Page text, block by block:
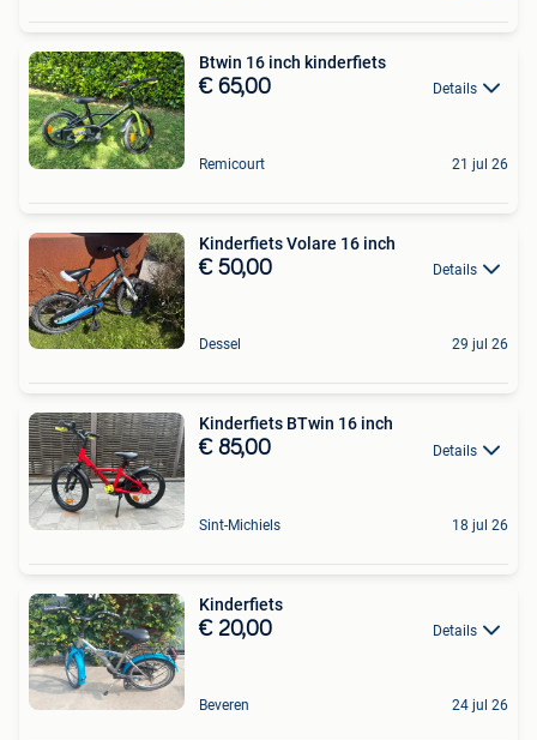
Btwin 16 inch kinderfiets
€ 65,00 Details
Remicourt 21 jul 26
Kinderfiets Volare 16 inch
€ 50,00 Details
Dessel 29 jul 26
Kinderfiets BTwin 16 inch
€ 85,00 Details
Sint-Michiels 18 jul 26
Kinderfiets
€ 20,00 Details
Beveren 24 jul 26